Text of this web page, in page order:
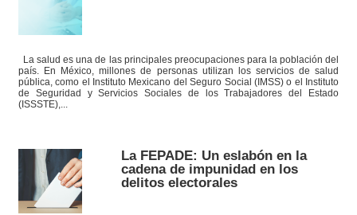
La salud es una de las principales preocupaciones para la población del
país. En México, millones de personas utilizan los servicios de salud
pública, como el Instituto Mexicano del Seguro Social (IMSS) o el Instituto
de Seguridad y Servicios Sociales de los Trabajadores del Estado
(ISSSTE),...
La FEPADE: Un eslabón en la
cadena de impunidad en los
delitos electorales